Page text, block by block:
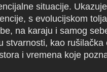
situacije.
s evolucijskom
na karaju i samog
stvarnosti, kao rušilačka
i vremena koje